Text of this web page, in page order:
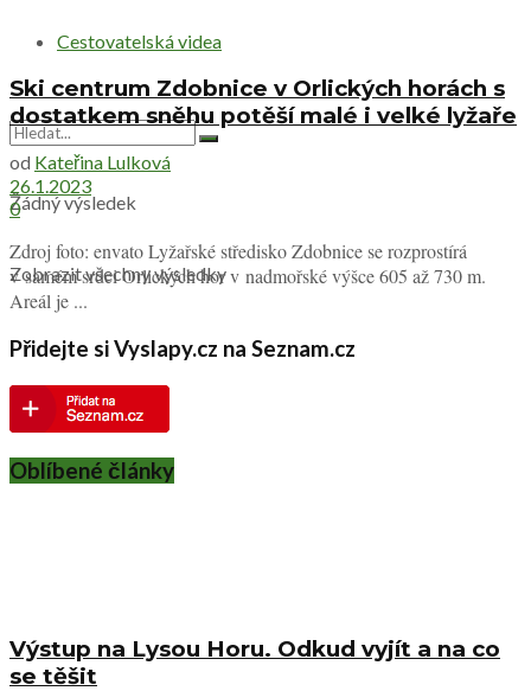
Cestovatelská videa
Žádný výsledek
Zobrazit všechny výsledky
Ski centrum Zdobnice v Orlických horách s
dostatkem sněhu potěší malé i velké lyžaře
od Kateřina Lulková
26.1.2023
0
Zdroj foto: envato Lyžařské středisko Zdobnice se rozprostírá
v samém srdci Orlických hor v nadmořské výšce 605 až 730 m.
Areál je ...
Přidejte si Vyslapy.cz na Seznam.cz
Oblíbené články
Výstup na Lysou Horu. Odkud vyjít a na co
se těšit